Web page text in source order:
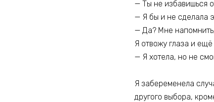
— Ты не избавишься
— Я бы и не сделала
— Да? Мне
Я отвожу глаза и
— Я хотела, но не
Я забеременела
другого выбора,